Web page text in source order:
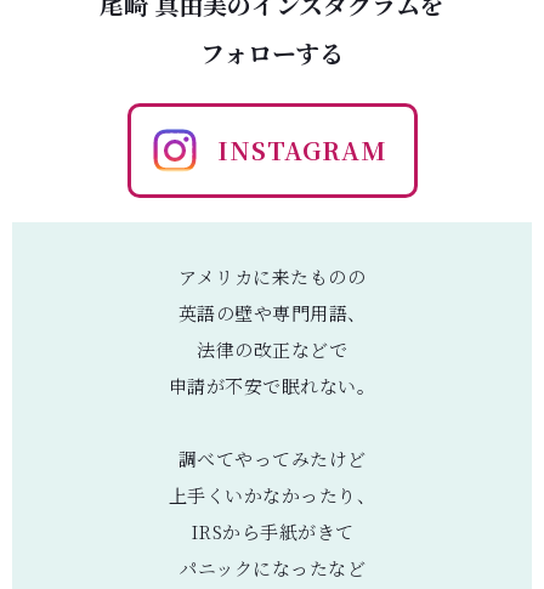
フォローする
INSTAGRAM
アメリカに来たものの
英語の壁や専門用語、
法律の改正などで
申請が不安で眠れない。
調べてやってみたけど
上手くいかなかったり、
IRSから手紙がきて
パニックになったなど